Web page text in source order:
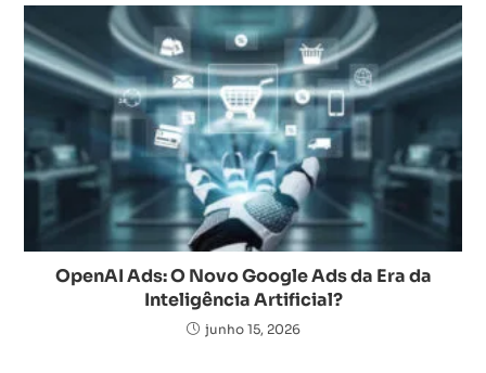
OpenAI Ads: O Novo Google Ads da Era da
Inteligência Artificial?
junho 15, 2026